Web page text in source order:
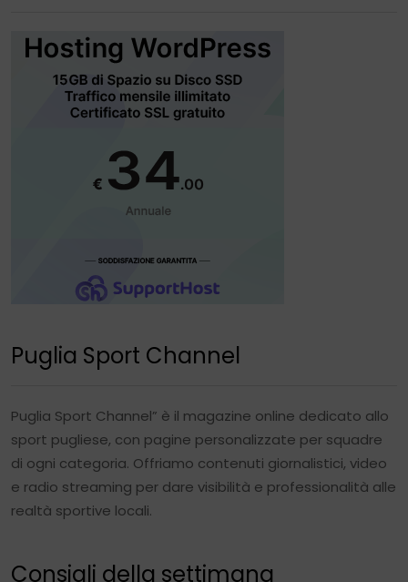
Puglia Sport Channel
Puglia Sport Channel” è il magazine online dedicato allo
sport pugliese, con pagine personalizzate per squadre
di ogni categoria. Offriamo contenuti giornalistici, video
e radio streaming per dare visibilità e professionalità alle
realtà sportive locali.
Consigli della settimana